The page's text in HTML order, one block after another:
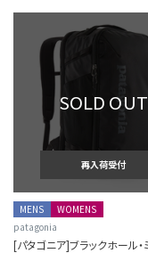
SOLD OUT
再入荷受付
MENS
WOMENS
patagonia